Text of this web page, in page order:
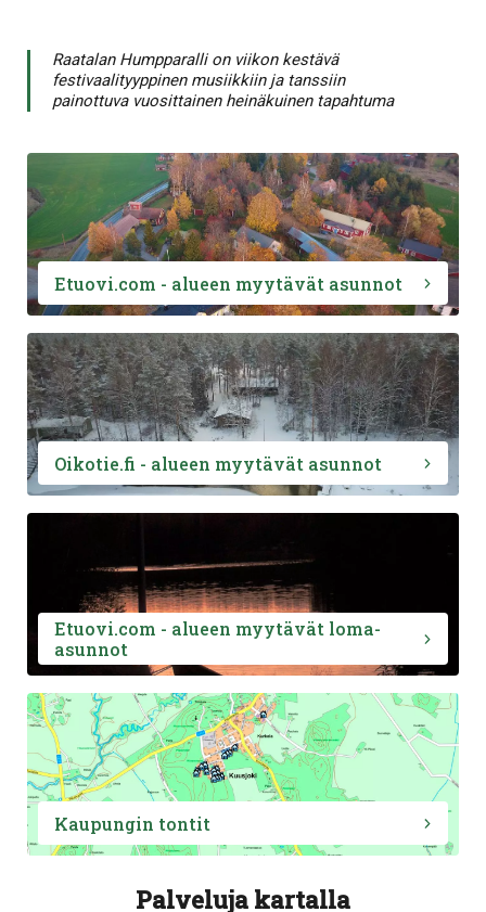
Raatalan Humpparalli on viikon kestävä
festivaalityyppinen musiikkiin ja tanssiin
painottuva vuosittainen heinäkuinen tapahtuma
Etuovi.com - alueen myytävät asunnot
Oikotie.fi - alueen myytävät asunnot
Etuovi.com - alueen myytävät loma-
asunnot
Kaupungin tontit
Palveluja kartalla